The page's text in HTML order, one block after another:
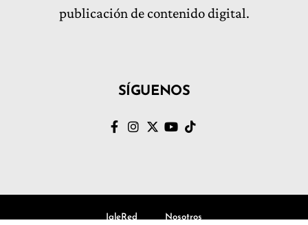
publicación de contenido digital.
SÍGUENOS
IgleRed Nosotros